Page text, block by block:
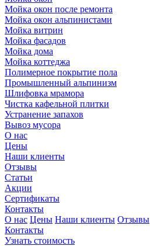
Мойка окон после ремонта
Мойка окон альпинистами
Мойка витрин
Мойка фасадов
Мойка дома
Мойка коттеджа
Полимерное покрытие пола
Промышленный альпинизм
Шлифовка мрамора
Чистка кафельной плитки
Устранение запахов
Вывоз мусора
О нас
Цены
Наши клиенты
Отзывы
Статьи
Акции
Сертификаты
Контакты
О нас Цены Наши клиенты Отзывы
Контакты
Узнать стоимость